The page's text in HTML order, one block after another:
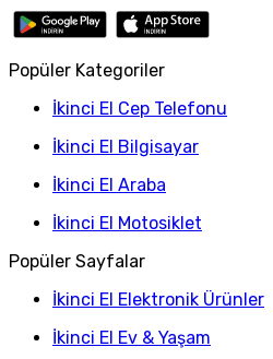
Popüler Kategoriler
İkinci El Cep Telefonu
İkinci El Bilgisayar
İkinci El Araba
İkinci El Motosiklet
Popüler Sayfalar
İkinci El Elektronik Ürünler
İkinci El Ev & Yaşam